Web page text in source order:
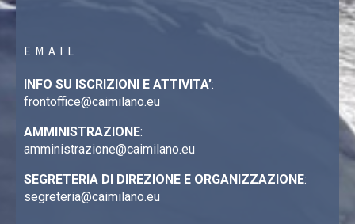
EMAIL
INFO SU ISCRIZIONI E ATTIVITA’:
frontoffice@caimilano.eu
AMMINISTRAZIONE:
amministrazione@caimilano.eu
SEGRETERIA DI DIREZIONE E ORGANIZZAZIONE:
segreteria@caimilano.eu